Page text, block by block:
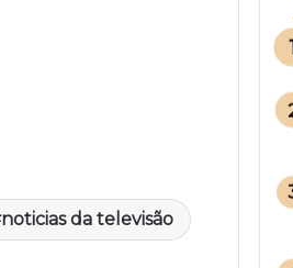
noticias da televisão